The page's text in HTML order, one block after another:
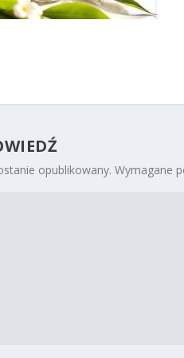
opublikowany. Wymagane